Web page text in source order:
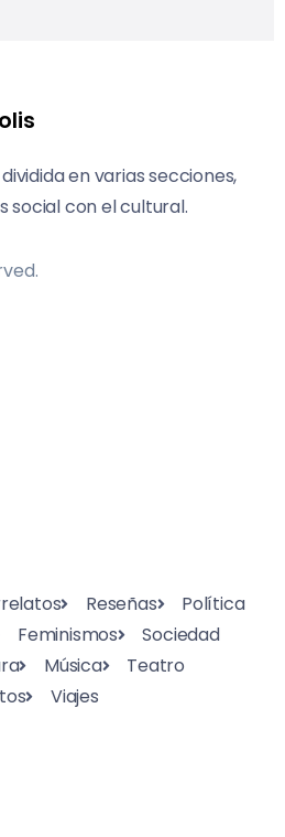
en varias secciones,
social con el cultural.
Reseñas
Política
Feminismos
Sociedad
Música
Teatro
Viajes